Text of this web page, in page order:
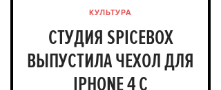
КУЛЬТУРА
СТУДИЯ SPICEBOX
ВЫПУСТИЛА ЧЕХОЛ ДЛЯ
IPHONE 4 С